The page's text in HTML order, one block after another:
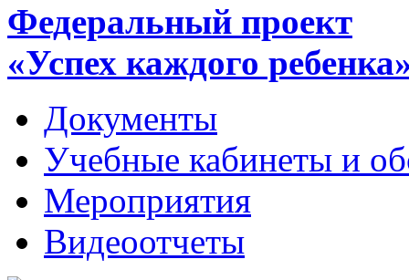
Федеральный проект
«Успех каждого
Документы
Учебные кабинеты и
Мероприятия
Видеоотчеты